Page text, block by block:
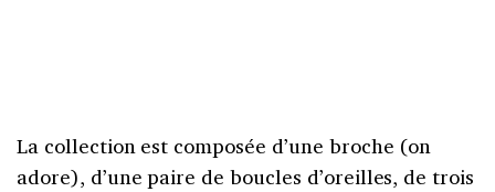
La collection est composée d’une broche (on
adore), d’une paire de boucles d’oreilles, de trois